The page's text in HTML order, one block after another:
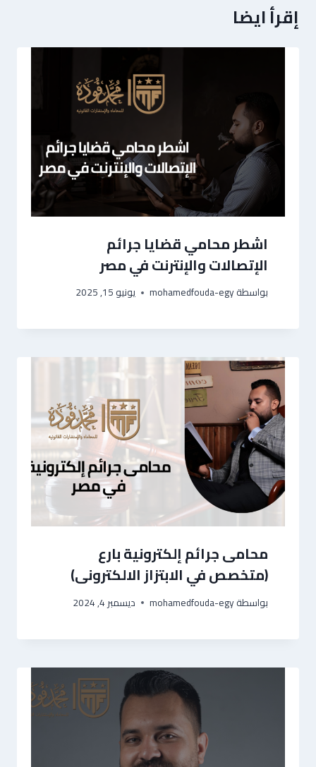
إقرأ ايضا
اشطر محامي قضايا جرائم
الإتصالات والإنترنت في مصر
بواسطةmohamedfouda-egy يونيو 15, 2025
محامى جرائم إلكترونية بارع
(متخصص في الابتزاز الالكترونى)
بواسطةmohamedfouda-egy ديسمبر 4, 2024